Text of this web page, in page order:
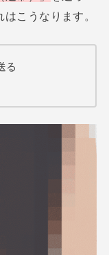
こうなります。
る